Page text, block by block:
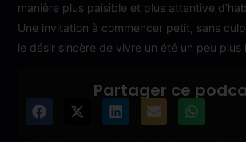
manière plus paisible et plus attentive
Une invitation à commencer petit, sans
le désir sincère de vivre un été un peu plus
Partager ce